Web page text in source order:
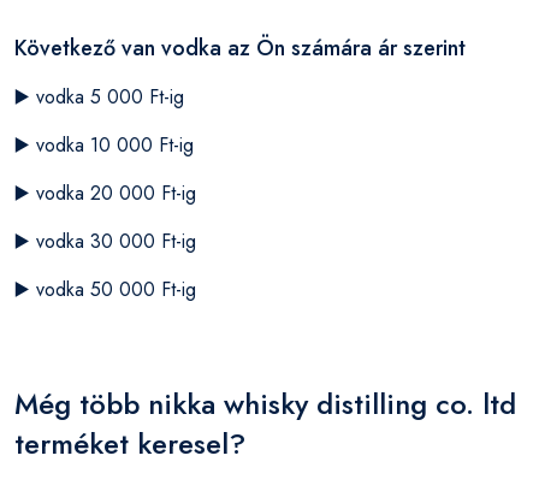
Következő van vodka az Ön számára ár szerint
▶️ vodka 5 000 Ft-ig
▶️ vodka 10 000 Ft-ig
▶️ vodka 20 000 Ft-ig
▶️ vodka 30 000 Ft-ig
▶️ vodka 50 000 Ft-ig
Még több nikka whisky distilling co. ltd
terméket keresel?